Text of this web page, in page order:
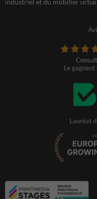
Le gagnant
Lauréat